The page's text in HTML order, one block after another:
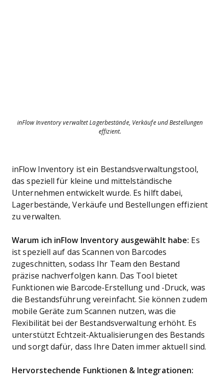
inFlow Inventory verwaltet Lagerbestände, Verkäufe und Bestellungen
effizient.
inFlow Inventory ist ein Bestandsverwaltungstool,
das speziell für kleine und mittelständische
Unternehmen entwickelt wurde. Es hilft dabei,
Lagerbestände, Verkäufe und Bestellungen effizient
zu verwalten.
Warum ich inFlow Inventory ausgewählt habe: Es
ist speziell auf das Scannen von Barcodes
zugeschnitten, sodass Ihr Team den Bestand
präzise nachverfolgen kann. Das Tool bietet
Funktionen wie Barcode-Erstellung und -Druck, was
die Bestandsführung vereinfacht. Sie können zudem
mobile Geräte zum Scannen nutzen, was die
Flexibilität bei der Bestandsverwaltung erhöht. Es
unterstützt Echtzeit-Aktualisierungen des Bestands
und sorgt dafür, dass Ihre Daten immer aktuell sind.
Hervorstechende Funktionen & Integrationen: